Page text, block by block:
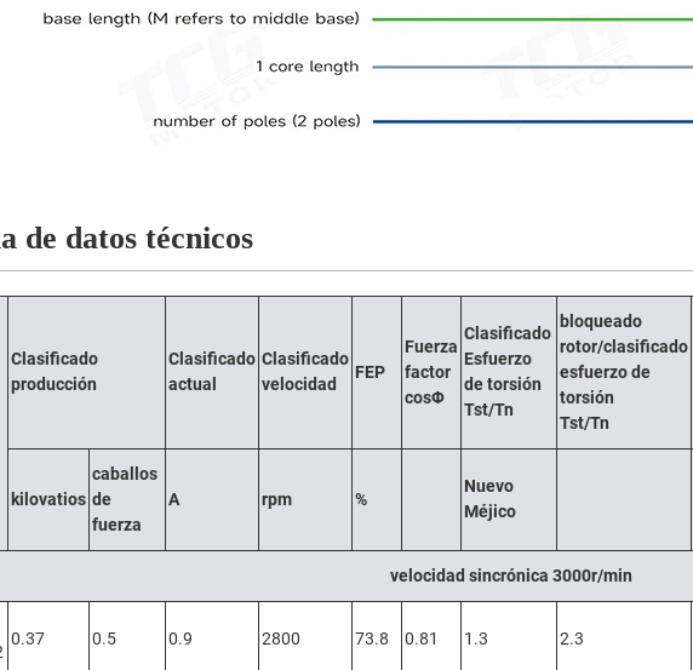
de datos técnicos
Clasificado
producción
Clasificado
actual
Clasificado
velocidad
FEP
Fuerza
factor
cosΦ
Clasificado
Esfuerzo
de torsión
Tst/Tn
bloqueado
rotor/clasificado
esfuerzo de
torsión
Tst/Tn
kilovatios
caballos
de
fuerza
A rpm %
Nuevo
Méjico
velocidad sincrónica 3000r/min
0.37 0.5 0.9 2800 73.8 0.81 1.3 2.3